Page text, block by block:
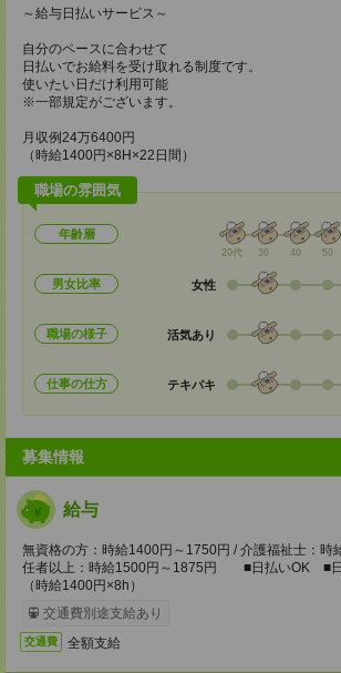
～給与日払いサービス～
自分のペースに合わせて
日払いでお給料を受け取れる制度です。
使いたい日だけ利用可能
※一部規定がございます。
月収例24万6400円
（時給1400円×8H×22日間）
職場の雰囲気
年齢層
20代 30 40 50
男女比率 女性
職場の様子 活気あり
仕事の仕方 テキパキ
募集情報
給与
無資格の方：時給1400円～1750円 / 介護福祉士：時
任者以上：時給1500円～1875円 ■日払いOK ■日
（時給1400円×8h）
交通費別途支給あり
交通費 全額支給